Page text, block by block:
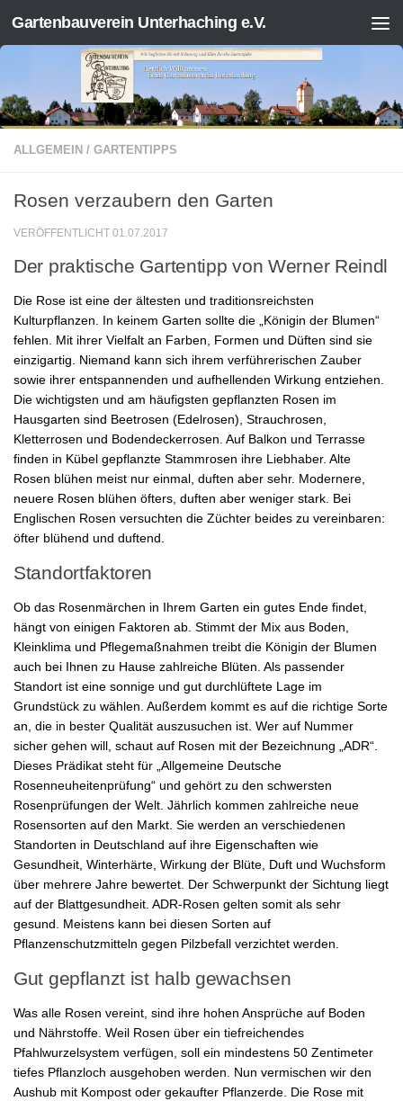
Zum Inhalt springen
Gartenbauverein Unterhaching e.V.
ALLGEMEIN / GARTENTIPPS
Rosen verzaubern den Garten
VERÖFFENTLICHT 01.07.2017
Der praktische Gartentipp von Werner Reindl
Die Rose ist eine der ältesten und traditionsreichsten
Kulturpflanzen. In keinem Garten sollte die „Königin der Blumen“
fehlen. Mit ihrer Vielfalt an Farben, Formen und Düften sind sie
einzigartig. Niemand kann sich ihrem verführerischen Zauber
sowie ihrer entspannenden und aufhellenden Wirkung entziehen.
Die wichtigsten und am häufigsten gepflanzten Rosen im
Hausgarten sind Beetrosen (Edelrosen), Strauchrosen,
Kletterrosen und Bodendeckerrosen. Auf Balkon und Terrasse
finden in Kübel gepflanzte Stammrosen ihre Liebhaber. Alte
Rosen blühen meist nur einmal, duften aber sehr. Modernere,
neuere Rosen blühen öfters, duften aber weniger stark. Bei
Englischen Rosen versuchten die Züchter beides zu vereinbaren:
öfter blühend und duftend.
Standortfaktoren
Ob das Rosenmärchen in Ihrem Garten ein gutes Ende findet,
hängt von einigen Faktoren ab. Stimmt der Mix aus Boden,
Kleinklima und Pflegemaßnahmen treibt die Königin der Blumen
auch bei Ihnen zu Hause zahlreiche Blüten. Als passender
Standort ist eine sonnige und gut durchlüftete Lage im
Grundstück zu wählen. Außerdem kommt es auf die richtige Sorte
an, die in bester Qualität auszusuchen ist. Wer auf Nummer
sicher gehen will, schaut auf Rosen mit der Bezeichnung „ADR“.
Dieses Prädikat steht für „Allgemeine Deutsche
Rosenneuheitenprüfung“ und gehört zu den schwersten
Rosenprüfungen der Welt. Jährlich kommen zahlreiche neue
Rosensorten auf den Markt. Sie werden an verschiedenen
Standorten in Deutschland auf ihre Eigenschaften wie
Gesundheit, Winterhärte, Wirkung der Blüte, Duft und Wuchsform
über mehrere Jahre bewertet. Der Schwerpunkt der Sichtung liegt
auf der Blattgesundheit. ADR-Rosen gelten somit als sehr
gesund. Meistens kann bei diesen Sorten auf
Pflanzenschutzmitteln gegen Pilzbefall verzichtet werden.
Gut gepflanzt ist halb gewachsen
Was alle Rosen vereint, sind ihre hohen Ansprüche auf Boden
und Nährstoffe. Weil Rosen über ein tiefreichendes
Pfahlwurzelsystem verfügen, soll ein mindestens 50 Zentimeter
tiefes Pflanzloch ausgehoben werden. Nun vermischen wir den
Aushub mit Kompost oder gekaufter Pflanzerde. Die Rose mit